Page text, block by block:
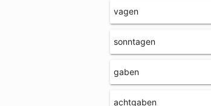
vagen
sonntagen
gaben
achtgaben